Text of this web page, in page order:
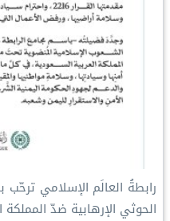
رابطةُ العالَم الإسلامي
الحوثي الإرهابية ضدّ المملكة